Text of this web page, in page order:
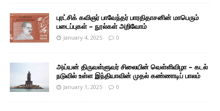
புரட்சிக் கவிஞர் பாவேந்தர் பாரதிதாசனின் மாபெரும்
படைப்புகள் – நூல்கள் அறிவோம்
January 4, 2025 0
அய்யன் திருவள்ளுவர் சிலையின் வெள்ளிவிழா – கடல்
நடுவில் உள்ள இந்தியாவின் முதல் கண்ணாடிப் பாலம்
January 1, 2025 0